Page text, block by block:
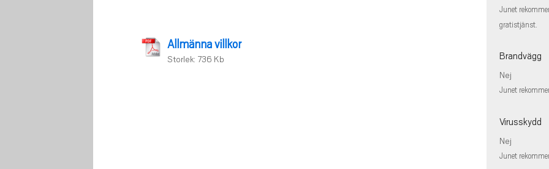
Allmänna villkor
Storlek: 736 Kb
Junet
gratistjänst.
Brandvägg
Nej
Junet
Virusskydd
Nej
Junet